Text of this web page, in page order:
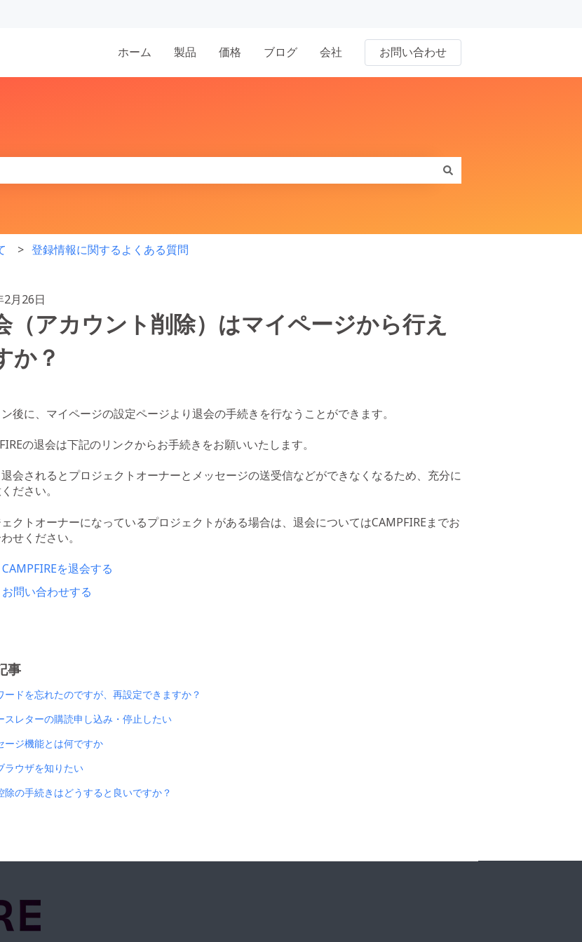
ホーム 製品 価格 ブログ 会社 お問い合わせ
登録情報に関するよくある質問
2月26日
（アカウント削除）はマイページから行え
か？
後に、マイページの設定ページより退会の手続きを行なうことができます。
の退会は下記のリンクからお手続きをお願いいたします。
会されるとプロジェクトオーナーとメッセージの送受信などができなくなるため、充分に
ださい。
クトオーナーになっているプロジェクトがある場合は、退会についてはCAMPFIREまでお
せください。
CAMPFIREを退会する
お問い合わせする
事
ードを忘れたのですが、再設定できますか？
スレターの購読申し込み・停止したい
ージ機能とは何ですか
ラウザを知りたい
除の手続きはどうすると良いですか？